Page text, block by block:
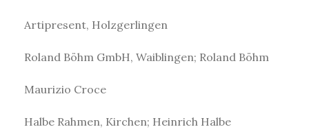
Artipresent, Holzgerlingen
Roland Böhm GmbH, Waiblingen; Roland Böhm
Maurizio Croce
Halbe Rahmen, Kirchen; Heinrich Halbe